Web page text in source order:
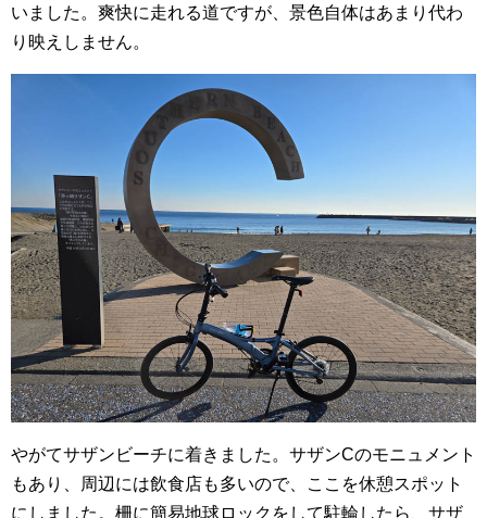
いました。爽快に走れる道ですが、景色自体はあまり代わ
り映えしません。
やがてサザンビーチに着きました。サザンCのモニュメント
もあり、周辺には飲食店も多いので、ここを休憩スポット
にしました。柵に簡易地球ロックをして駐輪したら、サザ